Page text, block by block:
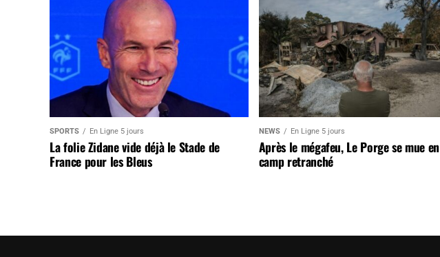
SPORTS En Ligne 5 jours
La folie Zidane vide déjà le Stade de
France pour les Bleus
NEWS En Ligne 5 jours
Après le mégafeu, Le Porge se mue en
camp retranché